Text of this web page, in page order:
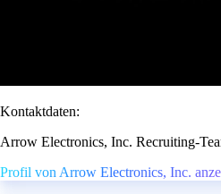
Kontaktdaten:
Arrow Electronics, Inc. Recruiting-
Profil von Arrow Electronics, Inc.